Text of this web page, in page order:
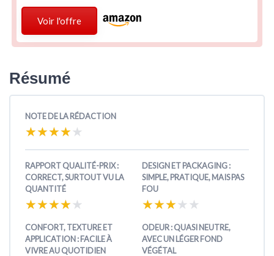
Voir l'offre
Résumé
NOTE DE LA RÉDACTION
★★★★★
★★★★★
RAPPORT QUALITÉ-PRIX :
CORRECT, SURTOUT VU LA
QUANTITÉ
★★★★★
★★★★★
DESIGN ET PACKAGING :
SIMPLE, PRATIQUE, MAIS PAS
FOU
★★★★★
★★★★★
CONFORT, TEXTURE ET
APPLICATION : FACILE À
VIVRE AU QUOTIDIEN
ODEUR : QUASI NEUTRE,
AVEC UN LÉGER FOND
VÉGÉTAL